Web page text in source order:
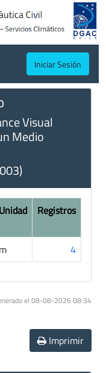
Iniciar Sesión
Visual
Medio
Unidad Registros
m 4
el 08-08-2026 08:34
Imprimir